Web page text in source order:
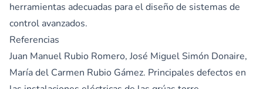
herramientas adecuadas para el diseño de sistemas de
control avanzados.
Referencias
Juan Manuel Rubio Romero, José Miguel Simón Donaire,
María del Carmen Rubio Gámez. Principales defectos en